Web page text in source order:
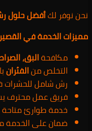
نحن نوفر لكأفضل حلول
مميزات الخدمة في
مكافحةالبق،
التخلص منالفئران
رش شامل للحشرات
فريق عمل محترف
خدمة طوارئ متاحة
ضمان على الخدمة